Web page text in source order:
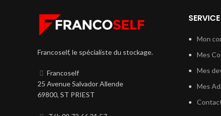
Francoself, le spécialiste du stockage.
Francoself
25 Avenue Salvador Allende
69800, ST PRIEST
Mon
Mes
Mes
Mes